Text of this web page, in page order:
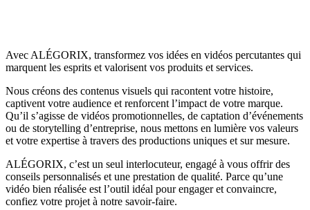
Avec ALÉGORIX, transformez vos idées en vidéos percutantes qui
marquent les esprits et valorisent vos produits et services.
Nous créons des contenus visuels qui racontent votre histoire,
captivent votre audience et renforcent l’impact de votre marque.
Qu’il s’agisse de vidéos promotionnelles, de captation d’événements
ou de storytelling d’entreprise, nous mettons en lumière vos valeurs
et votre expertise à travers des productions uniques et sur mesure.
ALÉGORIX, c’est un seul interlocuteur, engagé à vous offrir des
conseils personnalisés et une prestation de qualité. Parce qu’une
vidéo bien réalisée est l’outil idéal pour engager et convaincre,
confiez votre projet à notre savoir-faire.